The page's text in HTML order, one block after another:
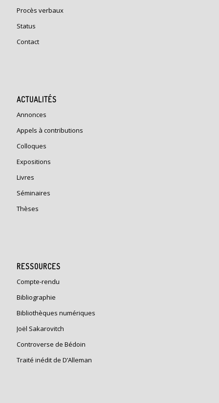
Procès verbaux
Status
Contact
ACTUALITÉS
Annonces
Appels à contributions
Colloques
Expositions
Livres
Séminaires
Thèses
RESSOURCES
Compte-rendu
Bibliographie
Bibliothèques numériques
Joël Sakarovitch
Controverse de Bédoin
Traité inédit de D’Alleman